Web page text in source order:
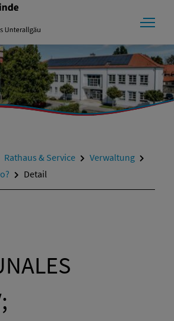
Rathaus & Service
Verwaltung
Detail